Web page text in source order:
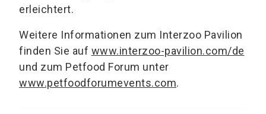
erleichtert.
Weitere Informationen zum Interzoo Pavilion
finden Sie auf www.interzoo-pavilion.com/de
und zum Petfood Forum unter
www.petfoodforumevents.com.